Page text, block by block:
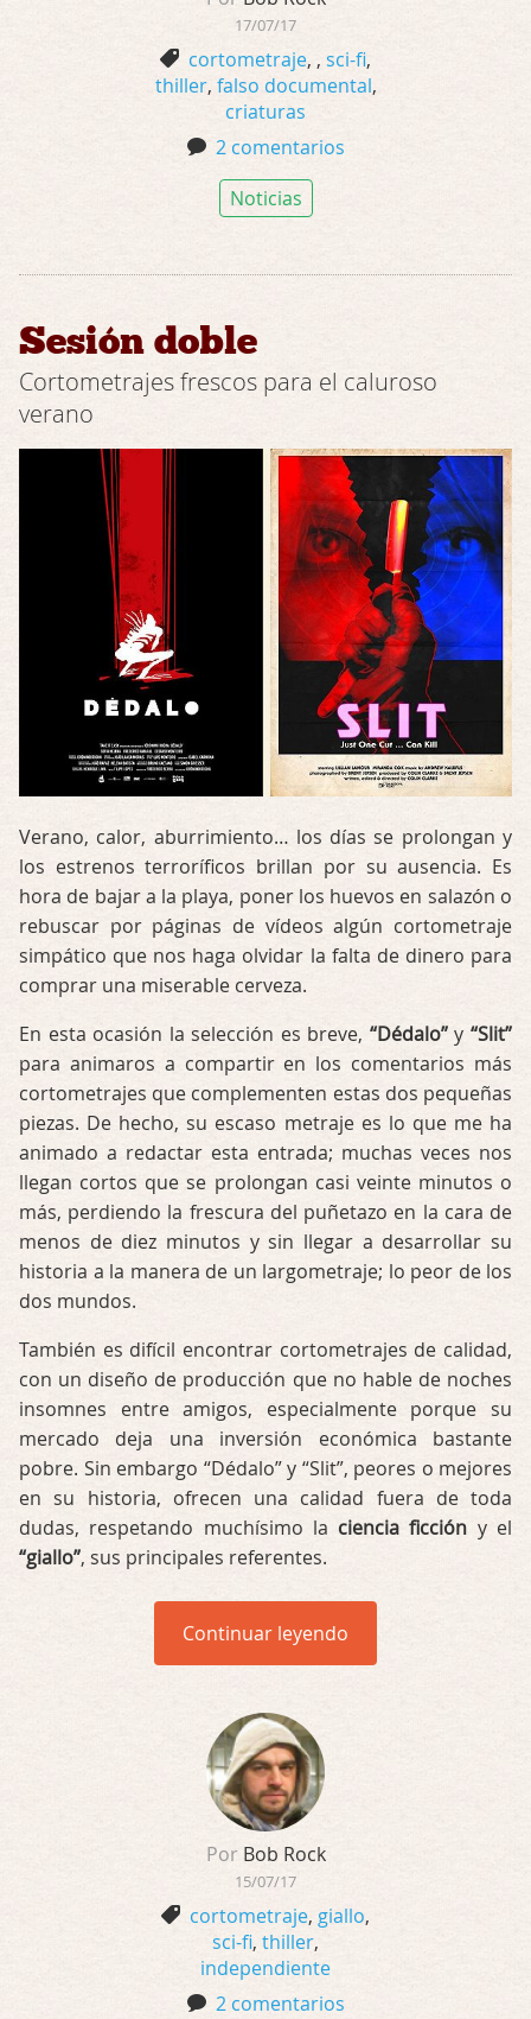
17/07/17
cortometraje, , sci-fi,
thiller, falso documental,
criaturas
2 comentarios
Noticias
Sesión doble
Cortometrajes frescos para el caluroso
verano
Verano, calor, aburrimiento… los días se prolongan y
los estrenos terroríficos brillan por su ausencia. Es
hora de bajar a la playa, poner los huevos en salazón o
rebuscar por páginas de vídeos algún cortometraje
simpático que nos haga olvidar la falta de dinero para
comprar una miserable cerveza.
En esta ocasión la selección es breve, “Dédalo”y“Slit”
para animaros a compartir en los comentarios más
cortometrajes que complementen estas dos pequeñas
piezas. De hecho, su escaso metraje es lo que me ha
animado a redactar esta entrada; muchas veces nos
llegan cortos que se prolongan casi veinte minutos o
más, perdiendo la frescura del puñetazo en la cara de
menos de diez minutos y sin llegar a desarrollar su
historia a la manera de un largometraje; lo peor de los
dos mundos.
También es difícil encontrar cortometrajes de calidad,
con un diseño de producción que no hable de noches
insomnes entre amigos, especialmente porque su
mercado deja una inversión económica bastante
pobre. Sin embargo “Dédalo” y “Slit”, peores o mejores
en su historia, ofrecen una calidad fuera de toda
dudas, respetando muchísimo la ciencia ficción y el
“giallo”, sus principales referentes.
Continuar leyendo
Por Bob Rock
15/07/17
cortometraje, giallo,
sci-fi, thiller,
independiente
2 comentarios